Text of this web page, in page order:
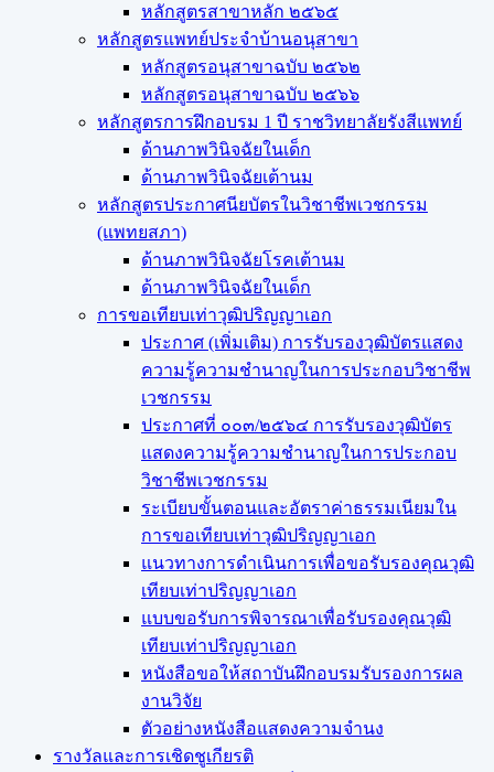
หลักสูตรสาขาหลัก ๒๕๖๕
หลักสูตรแพทย์ประจำบ้านอนุสาขา
หลักสูตรอนุสาขาฉบับ ๒๕๖๒
หลักสูตรอนุสาขาฉบับ ๒๕๖๖
หลักสูตรการฝึกอบรม 1 ปี ราชวิทยาลัยรังสีแพทย์
ด้านภาพวินิจฉัยในเด็ก
ด้านภาพวินิจฉัยเต้านม
หลักสูตรประกาศนียบัตรในวิชาชีพเวชกรรม
(แพทยสภา)
ด้านภาพวินิจฉัยโรคเต้านม
ด้านภาพวินิจฉัยในเด็ก
การขอเทียบเท่า​วุฒิปริญญา​เอก
ประกาศ (เพิ่มเติม) การรับรองวุฒิบัตรแสดง
ความรู้ความชำนาญในการประกอบวิชาชีพ
เวชกรรม
ประกาศที่ ๐๐๓/๒๕๖๔ การรับรองวุฒิบัตร
แสดงความรู้ความชำนาญในการประกอบ
วิชาชีพเวชกรรม
ระเบียบขั้นตอนและอัตราค่าธรรมเนียมใน
การขอเทียบเท่าวุฒิปริญญาเอก
แนวทางการดำเนินการเพื่อขอรับรองคุณวุฒิ
เทียบเท่าปริญญาเอก
แบบขอรับการพิจารณาเพื่อรับรองคุณวุฒิ
เทียบเท่าปริญญาเอก
หนังสือขอให้สถาบันฝึกอบรมรับรองการผล
งานวิจัย
ตัวอย่างหนังสือแสดงความจำนง
รางวัลและการเชิดชูเกียรติ